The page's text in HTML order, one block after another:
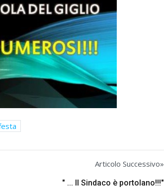
Articolo Successivo»
" ... Il Sindaco è portolano!!!"